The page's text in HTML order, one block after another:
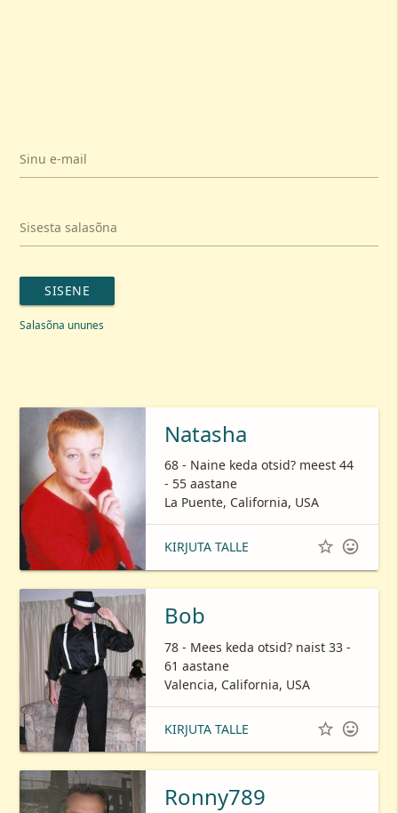
Sinu e-mail
Sisesta salasõna
SISENE
Salasõna ununes
Natasha
68 - Naine keda otsid? meest 44
- 55 aastane
La Puente, California, USA
KIRJUTA TALLE  
Bob
78 - Mees keda otsid? naist 33 -
61 aastane
Valencia, California, USA
KIRJUTA TALLE  
Ronny789